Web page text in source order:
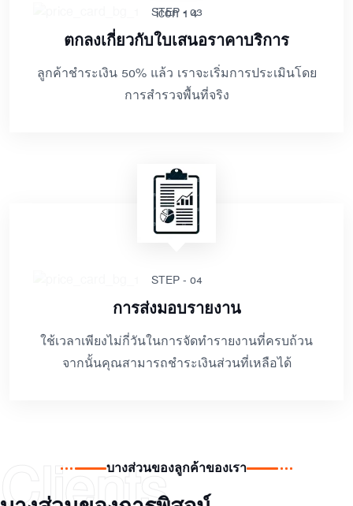
STEP - 03
ตกลงเกี่ยวกับใบเสนอราคาบริการ
ลูกค้าชำระเงิน 50% แล้ว เราจะเริ่มการประเมินโดย
การสำรวจพื้นที่จริง
STEP - 04
การส่งมอบรายงาน
ใช้เวลาเพียงไม่กี่วันในการจัดทำรายงานที่ครบถ้วน
จากนั้นคุณสามารถชำระเงินส่วนที่เหลือได้
บางส่วนของลูกค้าของเรา